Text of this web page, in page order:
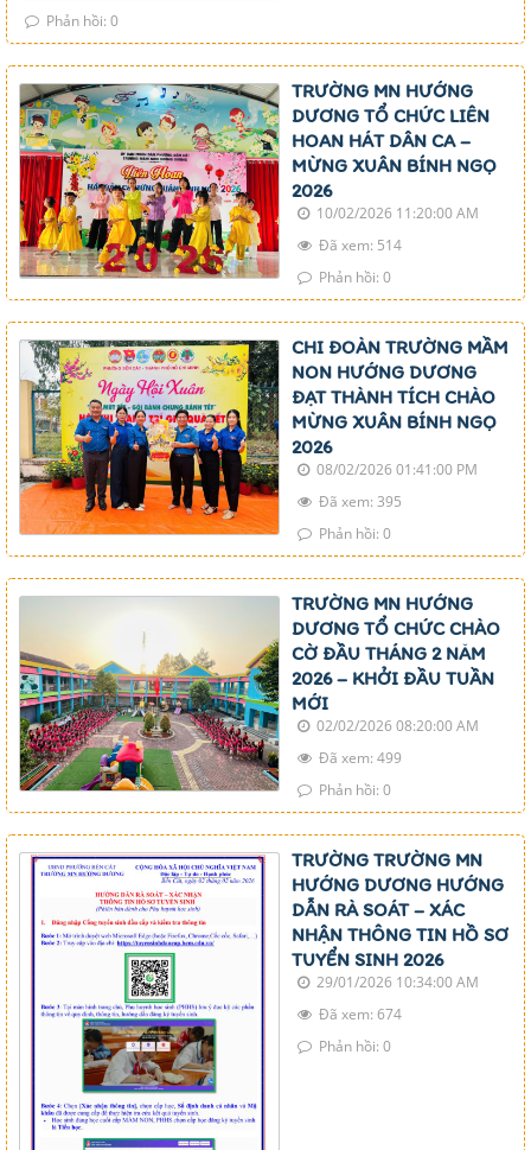
Phản hồi: 0
TRƯỜNG MN HƯỚNG
DƯƠNG TỔ CHỨC LIÊN
HOAN HÁT DÂN CA –
MỪNG XUÂN BÍNH NGỌ
2026
10/02/2026 11:20:00 AM
Đã xem: 514
Phản hồi: 0
CHI ĐOÀN TRƯỜNG MẦM
NON HƯỚNG DƯƠNG
ĐẠT THÀNH TÍCH CHÀO
MỪNG XUÂN BÍNH NGỌ
2026
08/02/2026 01:41:00 PM
Đã xem: 395
Phản hồi: 0
TRƯỜNG MN HƯỚNG
DƯƠNG TỔ CHỨC CHÀO
CỜ ĐẦU THÁNG 2 NĂM
2026 – KHỞI ĐẦU TUẦN
MỚI
02/02/2026 08:20:00 AM
Đã xem: 499
Phản hồi: 0
TRƯỜNG TRƯỜNG MN
HƯỚNG DƯƠNG HƯỚNG
DẪN RÀ SOÁT – XÁC
NHẬN THÔNG TIN HỒ SƠ
TUYỂN SINH 2026
29/01/2026 10:34:00 AM
Đã xem: 674
Phản hồi: 0